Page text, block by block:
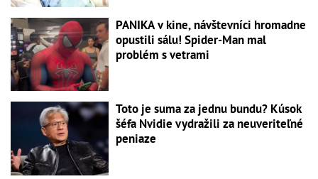
PANIKA v kine, návštevníci hromadne
opustili sálu! Spider-Man mal
problém s vetrami
Toto je suma za jednu bundu? Kúsok
šéfa Nvidie vydražili za neuveriteľné
peniaze